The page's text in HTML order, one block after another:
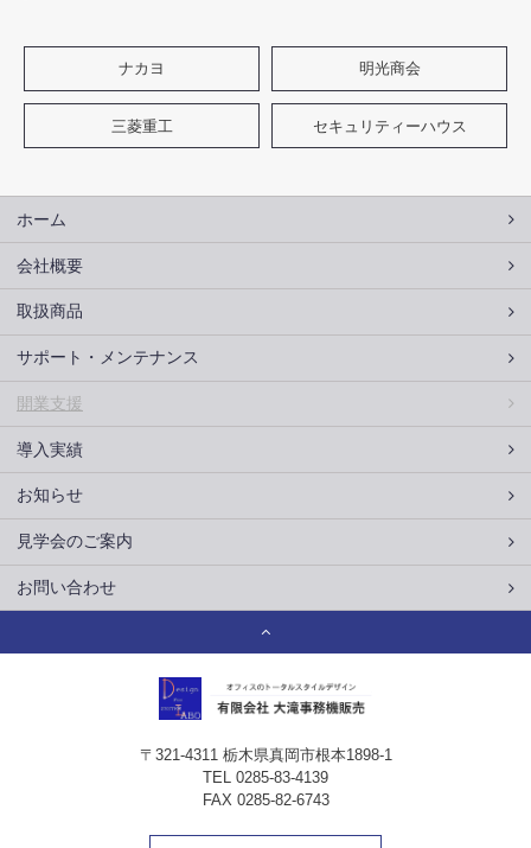
ナカヨ 明光商会
三菱重工 セキュリティーハウス
ホーム
会社概要
取扱商品
サポート・メンテナンス
開業支援
導入実績
お知らせ
見学会のご案内
お問い合わせ
〒321-4311 栃木県真岡市根本1898-1
TEL 0285-83-4139
FAX 0285-82-6743